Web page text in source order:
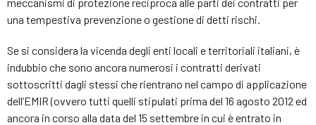
una tempestiva prevenzione o gestione di detti rischi.
Se si considera la vicenda degli enti locali e territoriali italiani, è
indubbio che sono ancora numerosi i contratti derivati
sottoscritti dagli stessi che rientrano nel campo di applicazione
dell’EMIR (ovvero tutti quelli stipulati prima del 16 agosto 2012 ed
ancora in corso alla data del 15 settembre in cui è entrato in